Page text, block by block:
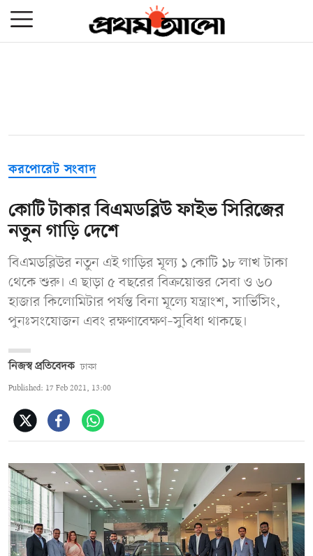
করপোরেট সংবাদ
কোটি টাকার বিএমডব্লিউ ফাইভ সিরিজের
নতুন গাড়ি দেশে
বিএমডব্লিউর নতুন এই গাড়ির মূল্য ১ কোটি ১৮ লাখ টাকা
থেকে শুরু। এ ছাড়া ৫ বছরের বিক্রয়োত্তর সেবা ও ৬০
হাজার কিলোমিটার পর্যন্ত বিনা মূল্যে যন্ত্রাংশ, সার্ভিসিং,
পুনঃসংযোজন এবং রক্ষণাবেক্ষণ–সুবিধা থাকছে।
নিজস্ব প্রতিবেদক ঢাকা
Published: 17 Feb 2021, 13:00